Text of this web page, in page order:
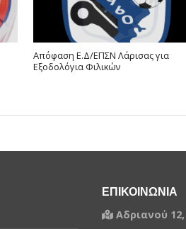
Απόφαση Ε.Δ/ΕΠΣΝ Λάρισας για
Εξοδολόγια Φιλικών
ΕΠΙΚΟΙΝΩΝΙΑ
Αδριανού